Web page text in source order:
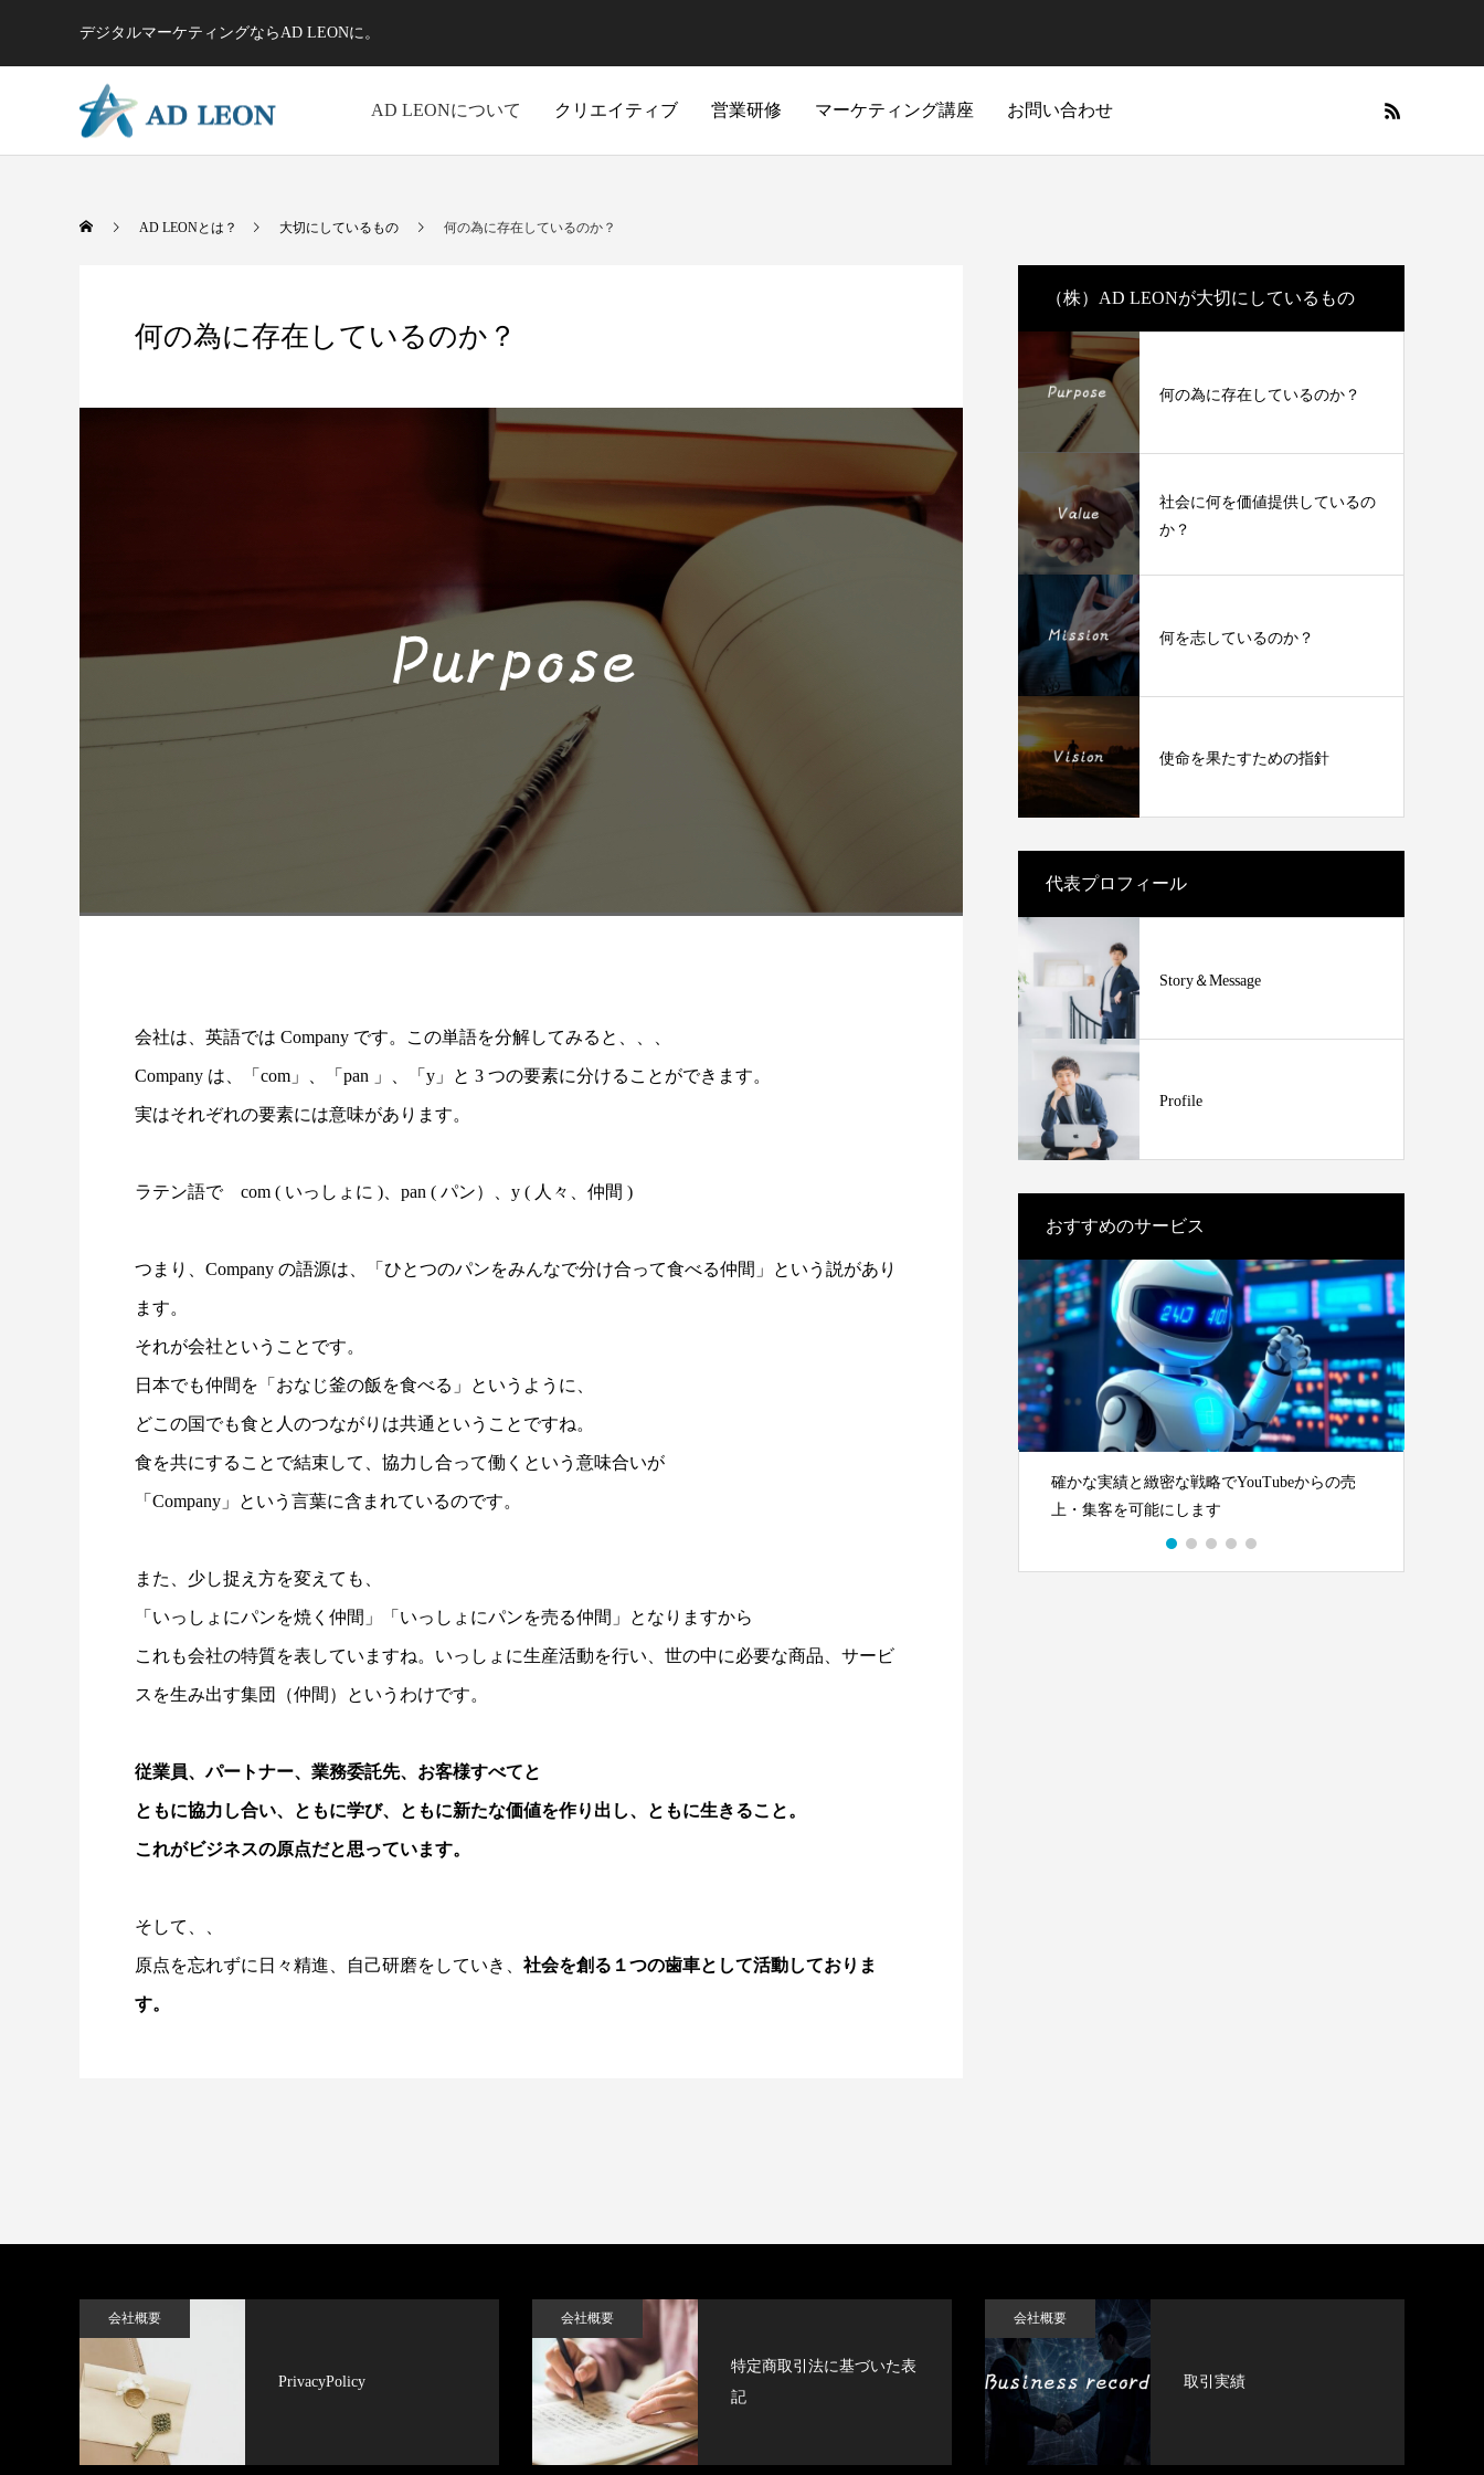
デジタルマーケティングならAD LEONに。
AD LEONについて クリエイティブ 営業研修 マーケティング講座 お問い合わせ
何の為に存在しているのか？
Story＆Message
会社概要
ページの数だけ魅力伝わる
パンフレット/フライヤ
Instagram 設計・運用
爆発的な認知拡大を
YouTube 制作・運用
アツい市場を独走しよう
を手に入れませんか？
AD LEONとは？ 大切にしているもの 何の為に存在しているのか？
何の為に存在しているのか？
会社は、英語では Company です。この単語を分解してみると、、、
Company は、「com」、「pan 」、「y」と 3 つの要素に分けることができます。
実はそれぞれの要素には意味があります。
ラテン語で com ( いっしょに )、pan ( パン）、y ( 人々、仲間 )
つまり、Company の語源は、「ひとつのパンをみんなで分け合って食べる仲間」という説があり
ます。
それが会社ということです。
日本でも仲間を「おなじ釜の飯を食べる」というように、
どこの国でも食と人のつながりは共通ということですね。
食を共にすることで結束して、協力し合って働くという意味合いが
「Company」という言葉に含まれているのです。
また、少し捉え方を変えても、
「いっしょにパンを焼く仲間」「いっしょにパンを売る仲間」となりますから
これも会社の特質を表していますね。いっしょに生産活動を行い、世の中に必要な商品、サービ
スを生み出す集団（仲間）というわけです。
従業員、パートナー、業務委託先、お客様すべてと
ともに協力し合い、ともに学び、ともに新たな価値を作り出し、ともに生きること。
これがビジネスの原点だと思っています。
そして、、
原点を忘れずに日々精進、自己研磨をしていき、 社会を創る１つの歯車として活動しておりま
す。
（株）AD LEONが大切にしているもの
何の為に存在しているのか？
社会に何を価値提供しているの
か？
何を志しているのか？
使命を果たすための指針
代表プロフィール
Story＆Message
Profile
おすすめのサービス
確かな実績と緻密な戦略でYouTubeからの売
上・集客を可能にします
会社概要
PrivacyPolicy
会社概要
特定商取引法に基づいた表
記
会社概要
取引実績